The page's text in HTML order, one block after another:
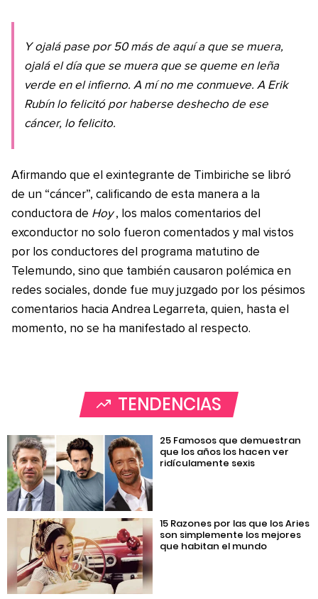
Y ojalá pase por 50 más de aquí a que se muera,
ojalá el día que se muera que se queme en leña
verde en el infierno. A mí no me conmueve. A Erik
Rubín lo felicitó por haberse deshecho de ese
cáncer, lo felicito.
Afirmando que el exintegrante de Timbiriche se libró
de un “cáncer”, calificando de esta manera a la
conductora de Hoy , los malos comentarios del
exconductor no solo fueron comentados y mal vistos
por los conductores del programa matutino de
Telemundo, sino que también causaron polémica en
redes sociales, donde fue muy juzgado por los pésimos
comentarios hacia Andrea Legarreta, quien, hasta el
momento, no se ha manifestado al respecto.
TENDENCIAS
25 Famosos que demuestran
que los años los hacen ver
ridículamente sexis
15 Razones por las que los Aries
son simplemente los mejores
que habitan el mundo